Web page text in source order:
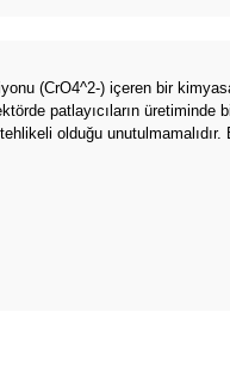
(CrO4^2-) içeren bir
patlayıcıların
olduğu